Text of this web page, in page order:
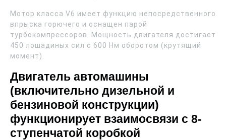
Мотор класса V6 имеет функцию непосредственного
впрыска горючего и оснащен парой
турбокомпрессоров. Мощность двигателя достигает
450 лошадиных сил с 600 Нм оборотом (крутящий
момент).
Двигатель автомашины
(включительно дизельной и
бензиновой конструкции)
функционирует взаимосвязи с 8-
ступенчатой коробкой